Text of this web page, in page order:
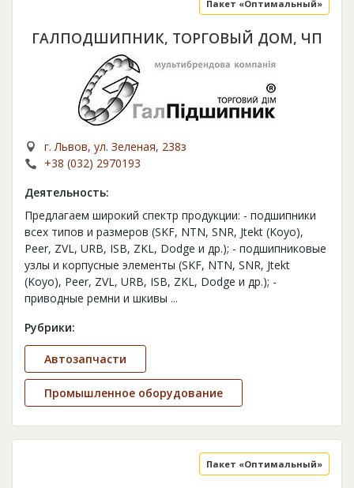
ГАЛПОДШИПНИК, ТОРГОВЫЙ ДОМ, ЧП
Пакет «Оптимальный»
г. Львов, ул. Зеленая, 238з
+38 (032) 2970193
Деятельность:
Предлагаем широкий спектр продукции: - подшипники
всех типов и размеров (SKF, NTN, SNR, Jtekt (Koyo),
Peer, ZVL, URB, ISB, ZKL, Dodge и др.); - подшипниковые
узлы и корпусные элементы (SKF, NTN, SNR, Jtekt
(Koyo), Peer, ZVL, URB, ISB, ZKL, Dodge и др.); -
приводные ремни и шкивы ...
Рубрики:
Автозапчасти
Промышленное оборудование
Пакет «Оптимальный»